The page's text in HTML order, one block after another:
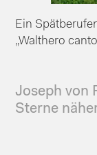
Ein
„Walthero
Joseph von
Sterne